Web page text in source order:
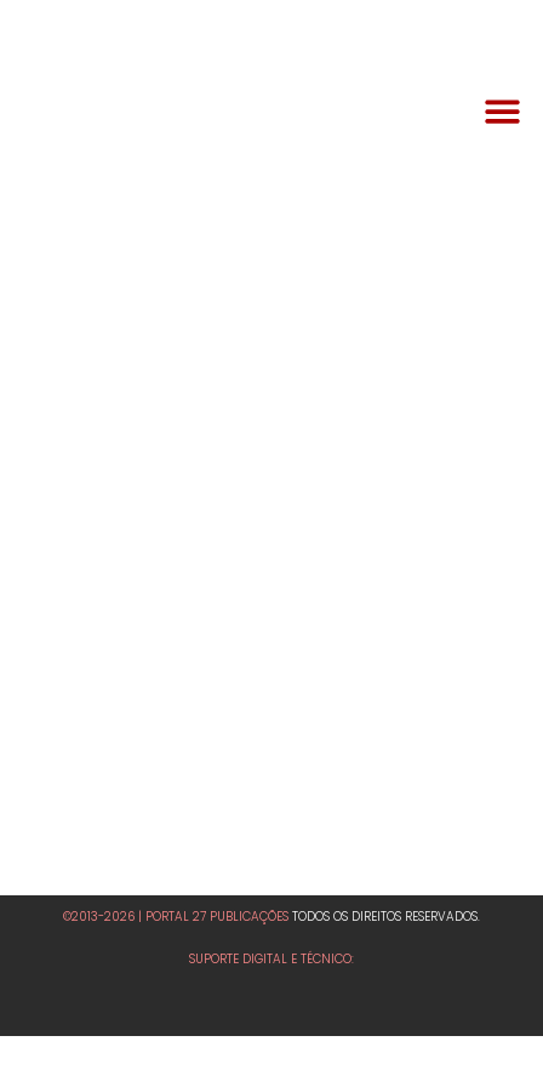
©2013-2026 | PORTAL 27 PUBLICAÇÕES TODOS OS DIREITOS RESERVADOS.
SUPORTE DIGITAL E TÉCNICO: